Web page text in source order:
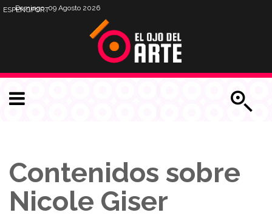
Domingo, 09 Agosto 2026
ESPENGPORT
Contenidos sobre
Nicole Giser